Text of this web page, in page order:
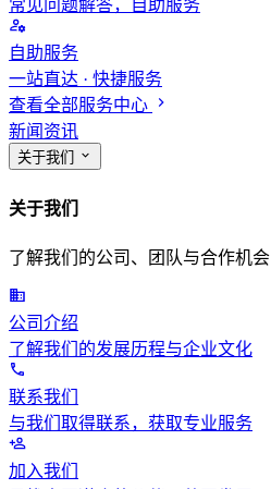
常见问题解答，自助服务
自助服务
一站直达 · 快捷服务
查看全部服务中心
新闻资讯
关于我们
关于我们
了解我们的公司、团队与合作机会
公司介绍
了解我们的发展历程与企业文化
联系我们
与我们取得联系，获取专业服务
加入我们